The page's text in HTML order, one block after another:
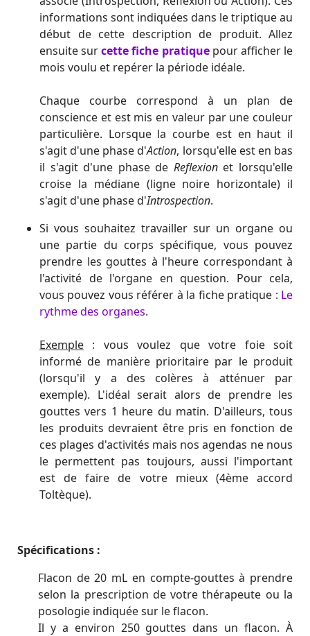
informations sont indiquées dans le triptique au
début de cette description de produit. Allez
ensuite surcette fiche pratiquepour afficher le
mois voulu et repérer la période idéale.
Chaque courbe correspond à un plan de
conscience et est mis en valeur par une couleur
particulière. Lorsque la courbe est en haut il
s'agit d'une phase d'Action, lorsqu'elle est en bas
il s'agit d'une phase de Reflexionet lorsqu'elle
croise la médiane (ligne noire horizontale) il
s'agit d'une phase d'Introspection.
Si vous souhaitez travailler sur un organe ou
une partie du corps spécifique, vous pouvez
prendre les gouttes à l'heure correspondant à
l'activité de l'organe en question. Pour cela,
vous pouvez vous référer à la fiche pratique : Le
rythme des organes.
Exemple : vous voulez que votre foie soit
informé de manière prioritaire par le produit
(lorsqu'il y a des colères à atténuer par
exemple). L'idéal serait alors de prendre les
gouttes vers 1 heure du matin. D'ailleurs, tous
les produits devraient être pris en fonction de
ces plages d'activités mais nos agendas ne nous
le permettent pas toujours, aussi l'important
est de faire de votre mieux (4ème accord
Toltèque).
Spécifications :
Flacon de 20 mL en compte-gouttes à prendre
selon la prescription de votre thérapeute ou la
posologie indiquée sur le flacon.
Il y a environ 250 gouttes dans un flacon. À